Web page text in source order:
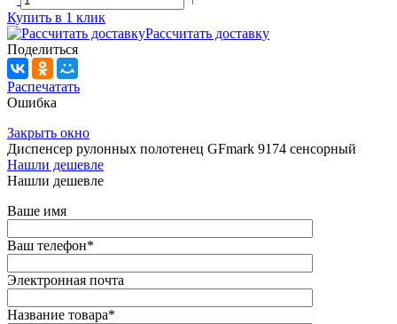
Купить в 1 клик
Рассчитать доставку
Поделиться
Распечатать
Ошибка
Закрыть окно
Диспенсер рулонных полотенец GFmark 9174 сенсорный
Нашли дешевле
Нашли дешевле
Ваше имя
Ваш телефон*
Электронная почта
Название товара*